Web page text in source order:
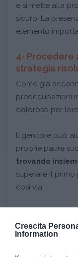
Crescita
Information
e si mette alla
sicuro. La
elemento
4- Procedere
strategia
Come già
preoccupazioni
doloroso per
Il genitore può
proprie paure
trovando
superare il
così via.
uscire un
osservare la